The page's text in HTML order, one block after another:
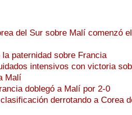
del Sur sobre Malí comenzó
paternidad sobre Francia
intensivos con victoria
Malí
doblegó a Malí por 2-0
derrotando a Corea